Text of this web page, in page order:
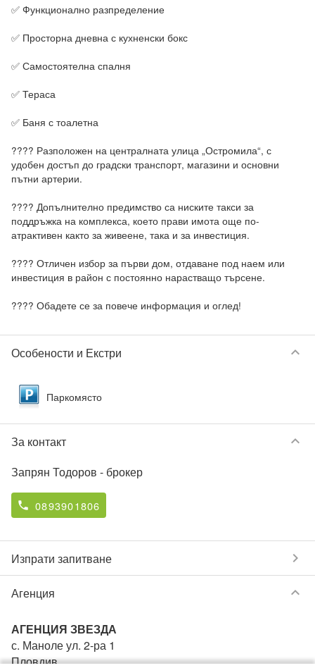
✅ Функционално разпределение
✅ Просторна дневна с кухненски бокс
✅ Самостоятелна спалня
✅ Тераса
✅ Баня с тоалетна
???? Разположен на централната улица „Остромила“, с
удобен достъп до градски транспорт, магазини и основни
пътни артерии.
???? Допълнително предимство са ниските такси за
поддръжка на комплекса, което прави имота още по-
атрактивен както за живеене, така и за инвестиция.
???? Отличен избор за първи дом, отдаване под наем или
инвестиция в район с постоянно нарастващо търсене.
???? Обадете се за повече информация и оглед!
Особености и Екстри keyboard_arrow_down
Паркомясто
За контакт keyboard_arrow_down
Запрян Тодоров - брокер
phone 0893901806
Изпрати запитване chevron_right
Агенция keyboard_arrow_down
АГЕНЦИЯ ЗВЕЗДА
с. Маноле ул. 2-ра 1
Пловдив